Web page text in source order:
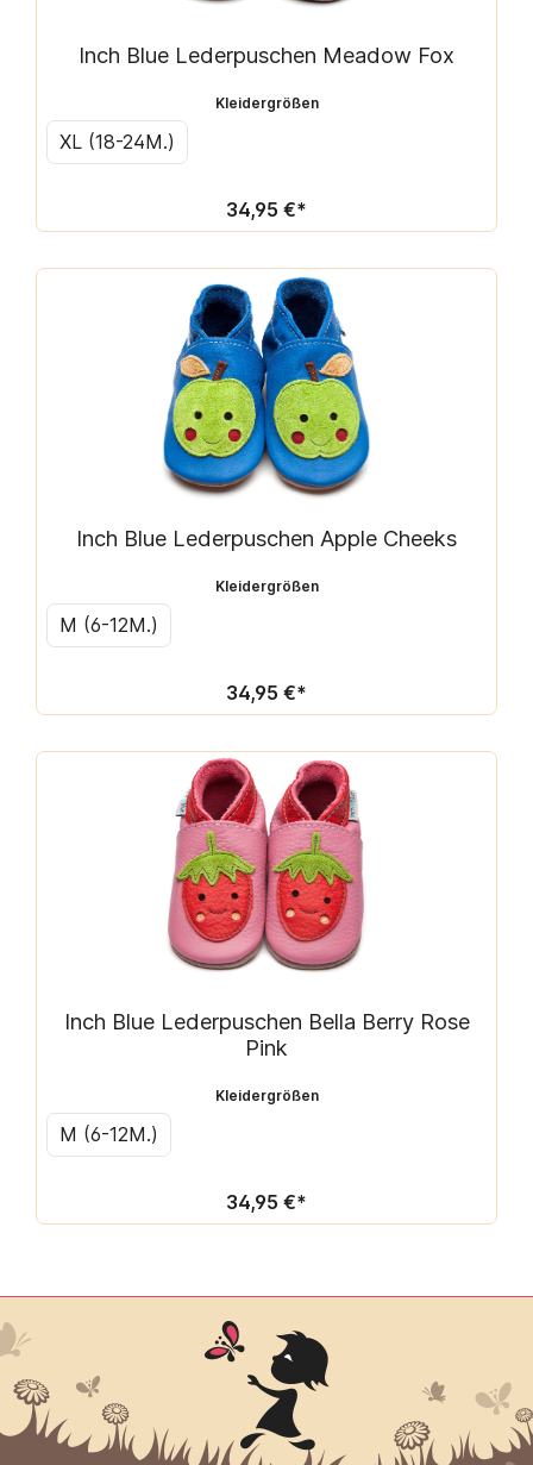
Inch Blue Lederpuschen Meadow Fox
Kleidergrößen
XL (18-24M.)
34,95 €*
Inch Blue Lederpuschen Apple Cheeks
Kleidergrößen
M (6-12M.)
34,95 €*
Inch Blue Lederpuschen Bella Berry Rose
Pink
Kleidergrößen
M (6-12M.)
34,95 €*